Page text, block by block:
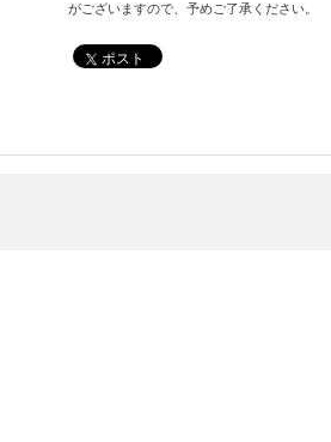
がございますので、予めご了承ください。
ポスト